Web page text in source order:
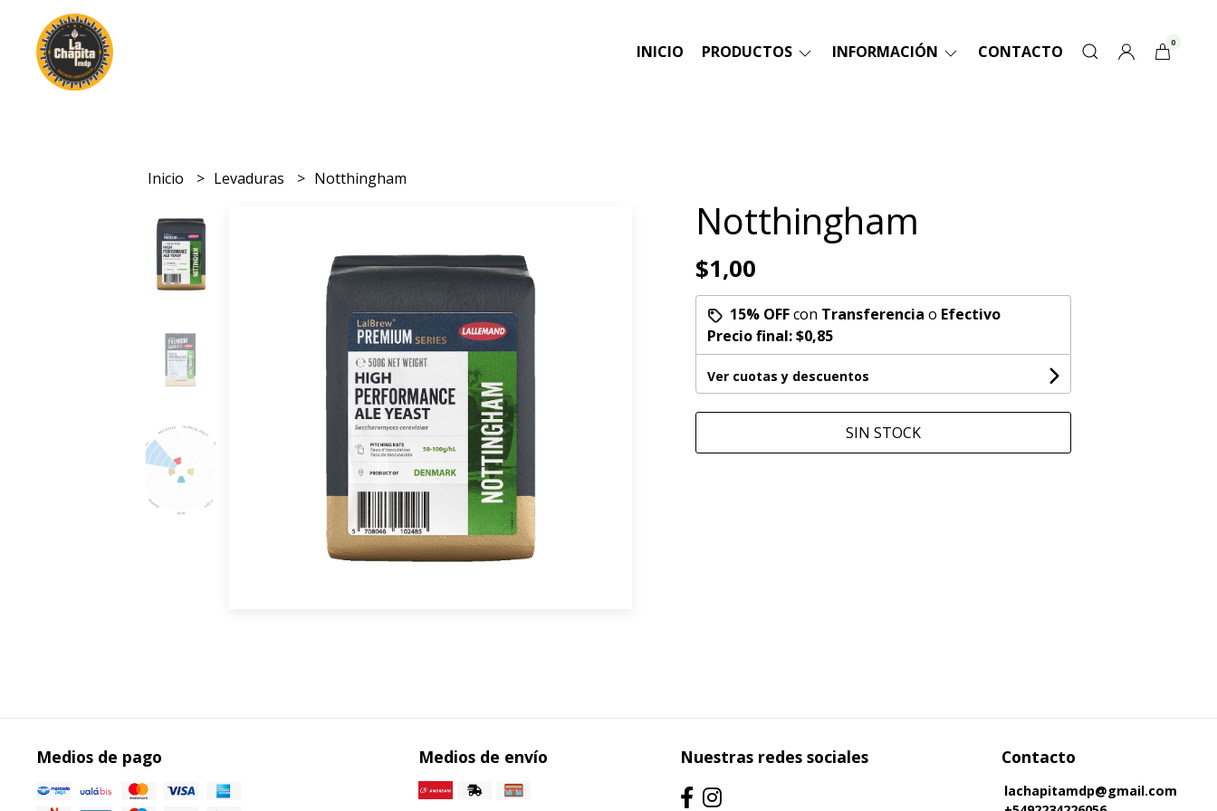
INICIO PRODUCTOS INFORMACIÓN CONTACTO 0
Inicio Levaduras Notthingham
Notthingham
$1,00
15% OFFcon Transferencia o Efectivo
Precio final:$0,85
Ver cuotas y descuentos
SIN STOCK
Medios de pago Medios de envío Nuestras redes sociales Contacto
lachapitamdp@gmail.com